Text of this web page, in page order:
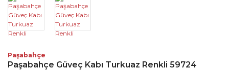
Paşabahçe
Paşabahçe Güveç Kabı Turkuaz Renkli 59724